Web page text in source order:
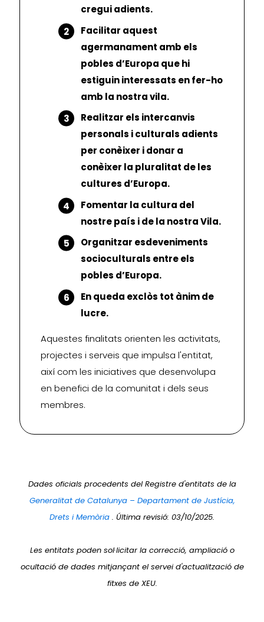
cregui adients.
Facilitar aquest
agermanament amb els
pobles d’Europa que hi
estiguin interessats en fer-ho
amb la nostra vila.
Realitzar els intercanvis
personals i culturals adients
per conèixer i donar a
conèixer la pluralitat de les
cultures d’Europa.
Fomentar la cultura del
nostre país i de la nostra Vila.
Organitzar esdeveniments
socioculturals entre els
pobles d’Europa.
En queda exclòs tot ànim de
lucre.
Aquestes finalitats orienten les activitats,
projectes i serveis que impulsa l'entitat,
així com les iniciatives que desenvolupa
en benefici de la comunitat i dels seus
membres.
Dades oficials procedents del Registre d'entitats de la
Generalitat de Catalunya – Departament de Justícia,
Drets i Memòria . Última revisió: 03/10/2025.
Les entitats poden sol·licitar la correcció, ampliació o
ocultació de dades mitjançant el servei d'actualització de
fitxes de XEU.